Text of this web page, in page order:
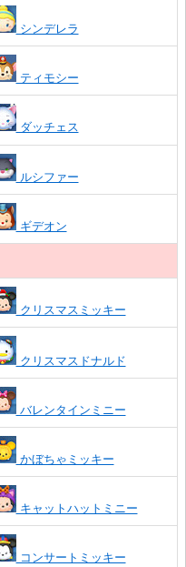
シンデレラ
ティモシー
ダッチェス
ルシファー
ギデオン
クリスマスミッキー
クリスマスドナルド
バレンタインミニー
かぼちゃミッキー
キャットハットミニー
コンサートミッキー